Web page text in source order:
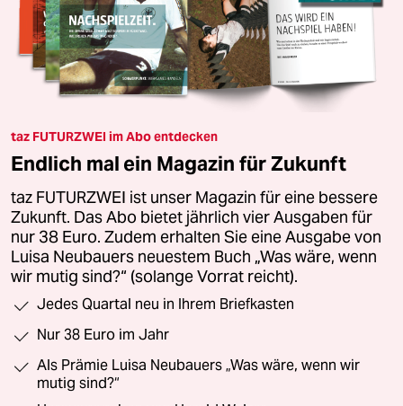
taz FUTURZWEI im Abo entdecken
Endlich mal ein Magazin für Zukunft
taz FUTURZWEI ist unser Magazin für eine bessere
Zukunft. Das Abo bietet jährlich vier Ausgaben für
nur 38 Euro. Zudem erhalten Sie eine Ausgabe von
Luisa Neubauers neuestem Buch „Was wäre, wenn
wir mutig sind?“ (solange Vorrat reicht).
Jedes Quartal neu in Ihrem Briefkasten
Nur 38 Euro im Jahr
Als Prämie Luisa Neubauers „Was wäre, wenn wir
mutig sind?“